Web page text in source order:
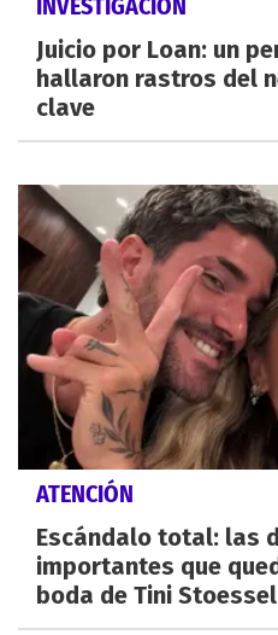
INVESTIGACIÓN
Juicio por Loan: un
hallaron rastros del
clave
ATENCIÓN
Escándalo total: las
importantes que
boda de Tini